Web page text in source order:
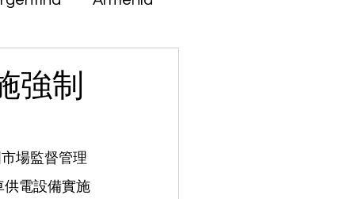
Iraq
強制
場監督管理
供電設備實施